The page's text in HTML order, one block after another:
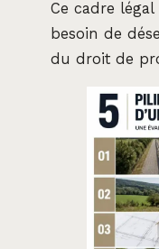
Ce cadre
besoin de
du droit de